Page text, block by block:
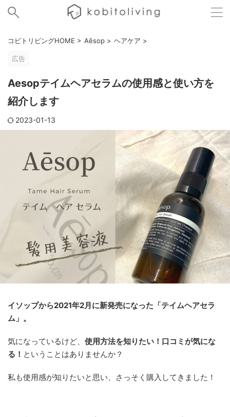
コビトリビングHOME > Aēsop > ヘアケア >
広告
Aesopテイムヘアセラムの使用感と使い方を
紹介します
2023-01-13
イソップから2021年2月に新発売になった「テイムヘアセラ
ム」。
気になっているけど、 使用方法を知りたい！ 口コミ が気にな
る！ ということはありませんか？
私も使用感が知りたいと思い、さっそく購入してきました！